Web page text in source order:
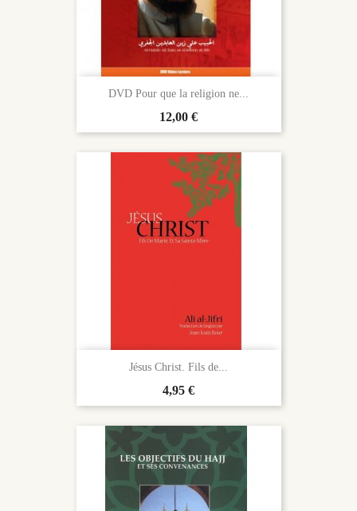
DVD Pour que la religion ne...
Prix
12,00 €
Jésus Christ. Fils de...
Prix
4,95 €